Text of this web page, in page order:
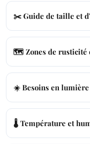
✂️ Guide de taille et
🗺️ Zones de rusticité
☀️ Besoins en lumière
🌡️ Température et